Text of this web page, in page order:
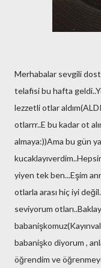
Merhabalar sevgili
telafisi bu hafta
lezzetli otlar
otlarrr..E bu kadar ot
almaya:))Ama bu gün
yiyen tek ben...Eşim
otlarla arası hiç iyi
seviyorum
babanişko diyorum ,
öğrendim ve